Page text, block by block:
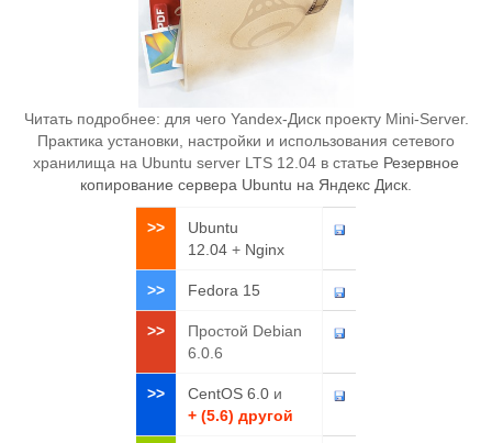
Читать подробнее: для чего Yandex-Диск проекту Mini-Server.
Практика установки, настройки и использования сетевого
хранилища на Ubuntu server LTS 12.04 в статье Резервное
копирование сервера Ubuntu на Яндекс Диск.
>>
Ubuntu
12.04 + Nginx
>> Fedora 15
>>
Простой Debian
6.0.6
>> CentOS 6.0 и
+ (5.6) другой